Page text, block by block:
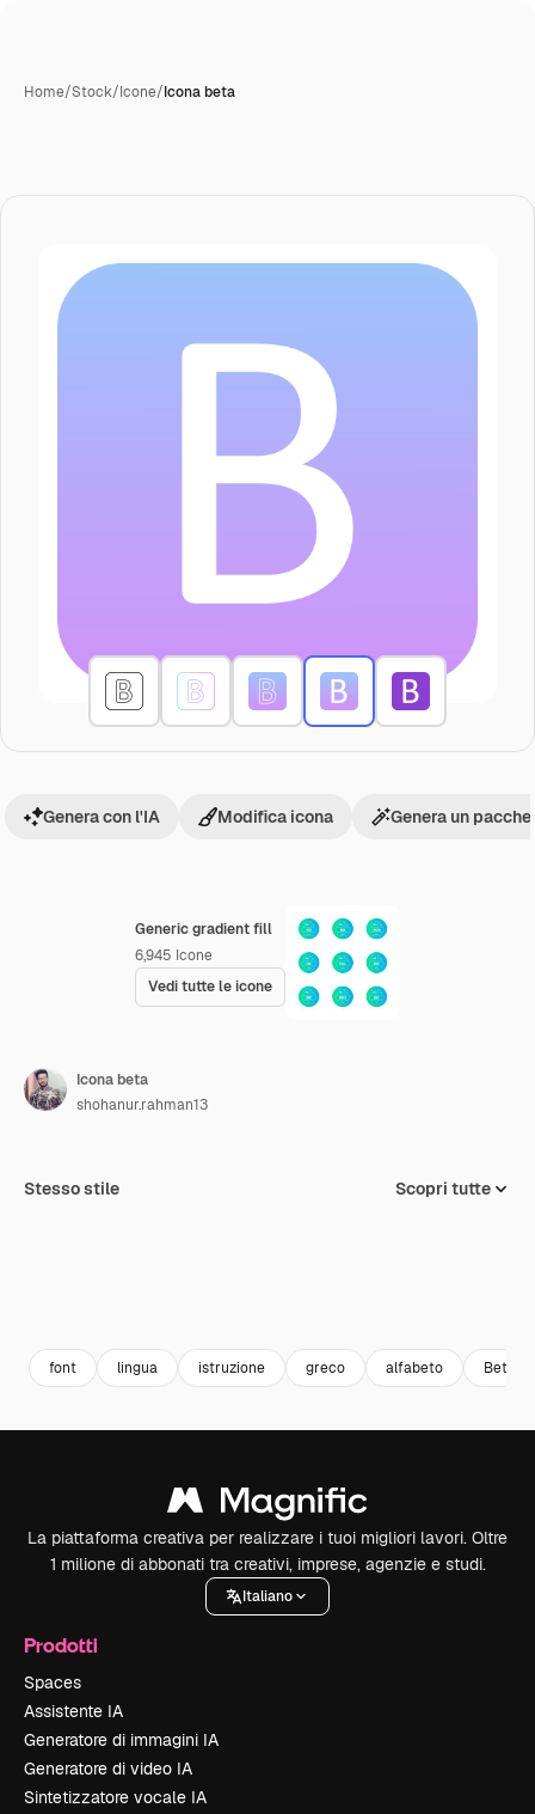
Home/Stock/Icone/Icona beta
Generic gradient fill
6,945 Icone
Vedi tutte le icone
Genera con l'IA Modifica icona Genera un
Icona beta
shohanur.rahman13
Stesso stile Scopri tutte
font lingua istruzione greco alfabeto Beta
La piattaforma creativa per realizzare i tuoi migliori lavori. Oltre
1 milione di abbonati tra creativi, imprese, agenzie e studi.
Italiano
Prodotti
Spaces
Assistente IA
Generatore di immagini IA
Generatore di video IA
Sintetizzatore vocale IA